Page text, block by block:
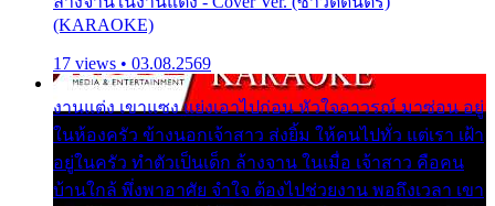
(KARAOKE)
17 views • 03.08.2569
งานแต่ง เขาแซง แย่งเอาไปก่อน หัวใจอาวรณ์ มาซ่อน อยู่
ในห้องครัว ข้างนอกเจ้าสาว ส่งยิ้ม ให้คนไปทั่ว แต่เรา เฝ้า
อยู่ในครัว ทำตัวเป็นเด็ก ล้างจาน ในเมื่อ เจ้าสาว คือคน
บ้านใกล้ พึ่งพาอาศัย จำใจ ต้องไปช่วยงาน พอถึงเวลา เขา